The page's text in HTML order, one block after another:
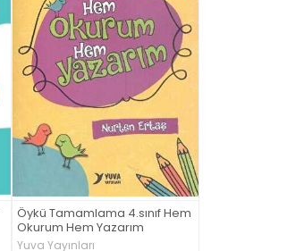
Öykü Tamamlama 4.sınıf Hem
Okurum Hem Yazarım
Yuva Yayınları